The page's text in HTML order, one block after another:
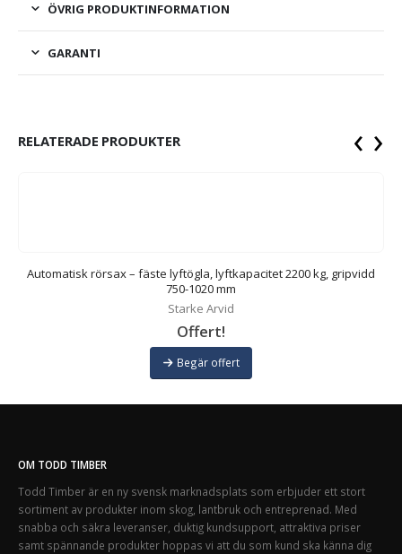
ÖVRIG PRODUKTINFORMATION
GARANTI
RELATERADE PRODUKTER
Automatisk rörsax – fäste lyftögla, lyftkapacitet 2200 kg, gripvidd
750-1020 mm
Starke Arvid
Offert!
Begär offert
‹ ›
OM TODD TIMBER
Todd Timber är en ny svensk marknadsplats som erbjuder ett stort
sortiment av produkter inom skog, lantbruk och entreprenad. Med
snabba och säkra leveranser, duktig kundsupport, attraktiva priser
samt spännande produkter hoppas vi att du som kund ska känna dig